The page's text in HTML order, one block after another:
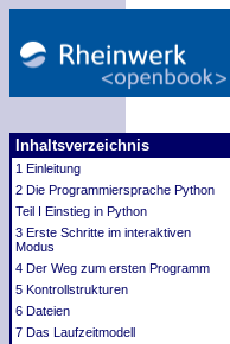
Inhaltsverzeichnis
1 Einleitung
2 Die Programmiersprache Python
Teil I Einstieg in Python
3 Erste Schritte im interaktiven
Modus
4 Der Weg zum ersten Programm
5 Kontrollstrukturen
6 Dateien
7 Das Laufzeitmodell